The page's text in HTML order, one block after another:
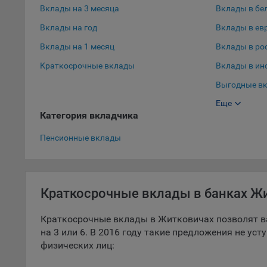
При
Вклады на 3 месяца
Вклады на год
Вклады на 1 месяц
Краткосрочные вклады
Вклады в
Вклады в
Вклады в
Вклады в
Выгодные
Выгодные
Еще
Категория вкладчика
Пенсионные вклады
Краткосрочные вклады в банках
Краткосрочные вклады в Житковичах позволят
на 3 или 6. В 2016 году такие предложения не
физических лиц: